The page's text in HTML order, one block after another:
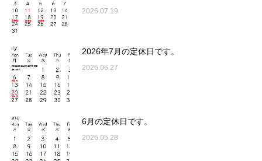
2026.07.19
2026年7月の定休日です。
2026.06.27
6月の定休日です。
2026.05.28